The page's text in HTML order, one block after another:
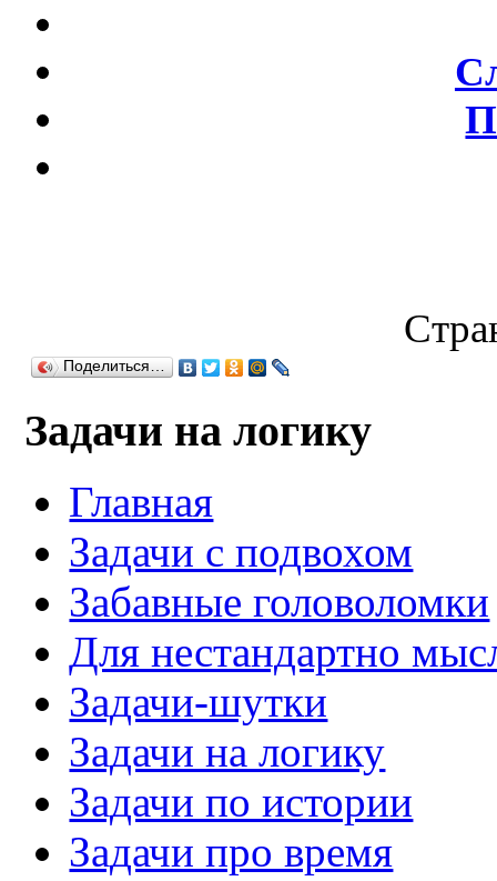
Поделиться…
Задачи на логику
Главная
Задачи с подвохом
Забавные головоломки
Для нестандартно
Задачи-шутки
Задачи на логику
Задачи по истории
Задачи про время